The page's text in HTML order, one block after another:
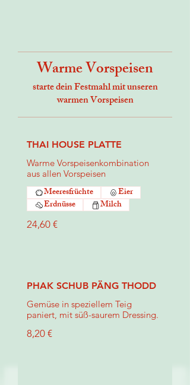
Warme Vorspeisen
starte dein Festmahl mit unseren
warmen Vorspeisen
THAI HOUSE PLATTE
Warme Vorspeisenkombination
aus allen Vorspeisen
24,60 €
Meeresfrüchte
Eier
Erdnüsse
Milch
PHAK SCHUB PÄNG THODD
Gemüse in speziellem Teig
paniert, mit süß-saurem Dressing.
8,20 €